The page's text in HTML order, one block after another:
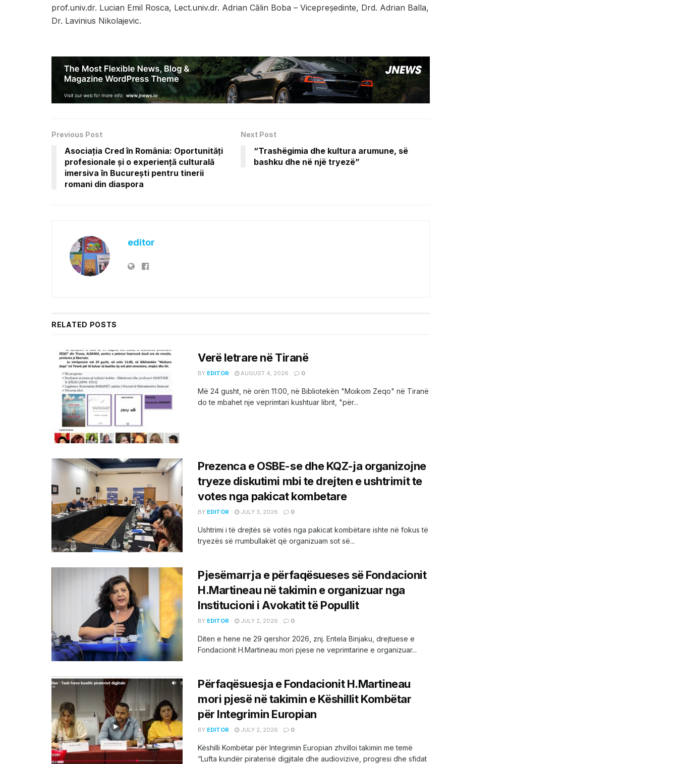
prof.univ.dr. Lucian Emil Rosca, Lect.univ.dr. Adrian Călin Boba – Vicepreședinte, Drd. Adrian Balla,
Dr. Lavinius Nikolajevic.
Previous Post
Asociația Cred în România: Oportunități
profesionale și o experiență culturală
imersiva în București pentru tinerii
romani din diaspora
Next Post
“Trashëgimia dhe kultura arumune, së
bashku dhe në një tryezë”
editor
RELATED POSTS
Verë letrare në Tiranë
BY EDITOR AUGUST 4, 2026 0
Më 24 gusht, në orën 11:00, në Bibliotekën "Moikom Zeqo" në Tiranë
do te mbahet nje veprimtari kushtuar librit, "për...
Prezenca e OSBE-se dhe KQZ-ja organizojne
tryeze diskutimi mbi te drejten e ushtrimit te
votes nga pakicat kombetare
BY EDITOR JULY 3, 2026 0
Ushtrimi i të drejtës së votës nga pakicat kombëtare ishte në fokus të
tryezës së rrumbullakët që organizuam sot së...
Pjesëmarrja e përfaqësueses së Fondacionit
H.Martineau në takimin e organizuar nga
Institucioni i Avokatit të Popullit
BY EDITOR JULY 2, 2026 0
Diten e hene ne 29 qershor 2026, znj. Entela Binjaku, drejtuese e
Fondacionit H.Martineau mori pjese ne veprimtarine e organizuar...
Përfaqësuesja e Fondacionit H.Martineau
mori pjesë në takimin e Këshillit Kombëtar
për Integrimin Europian
BY EDITOR JULY 2, 2026 0
Këshilli Kombëtar për Integrimin Europian zhvilloi takimin me temë
“Lufta kundër piraterisë digjitale dhe audiovizive, progresi dhe sfidat